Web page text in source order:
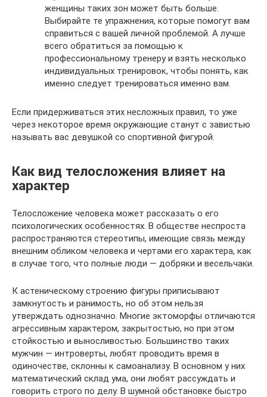
женщины таких зон может быть больше.
Выбирайте те упражнения, которые помогут вам
справиться с вашей личной проблемой. А лучше
всего обратиться за помощью к
профессиональному тренеру и взять несколько
индивидуальных тренировок, чтобы понять, как
именно следует тренироваться именно вам.
Если придерживаться этих несложных правил, то уже
через некоторое время окружающие станут с завистью
называть вас девушкой со спортивной фигурой.
Как вид телосложения влияет на
характер
Телосложение человека может рассказать о его
психологических особенностях. В обществе неспроста
распространяются стереотипы, имеющие связь между
внешним обликом человека и чертами его характера, как
в случае того, что полные люди — добряки и весельчаки.
К астеническому строению фигуры приписывают
замкнутость и ранимость, но об этом нельзя
утверждать однозначно. Многие эктоморфы отличаются
агрессивным характером, закрытостью, но при этом
стойкостью и выносливостью. Большинство таких
мужчин — интроверты, любят проводить время в
одиночестве, склонны к самоанализу. В основном у них
математический склад ума, они любят рассуждать и
говорить строго по делу. В шумной обстановке быстро